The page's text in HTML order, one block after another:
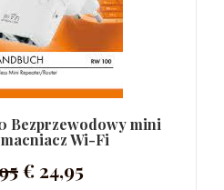
Bezprzewodowy mini
Wi-Fi
€ 24,95